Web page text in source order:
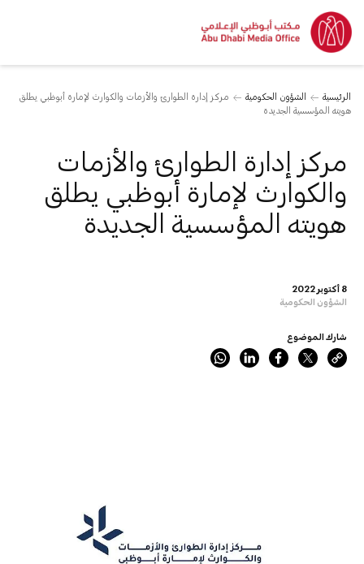
الرئيسية الشؤون الحكومية
مركز إدارة الطوارئ والأزمات والكوارث لإمارة أبوظبي يطلق
هويته المؤسسية الجديدة
8 أكتوبر 2022
الشؤون الحكومية
مركز إدارة الطوارئ والأزمات
والكوارث لإمارة أبوظبي يطلق
هويته المؤسسية الجديدة
شارك الموضوع